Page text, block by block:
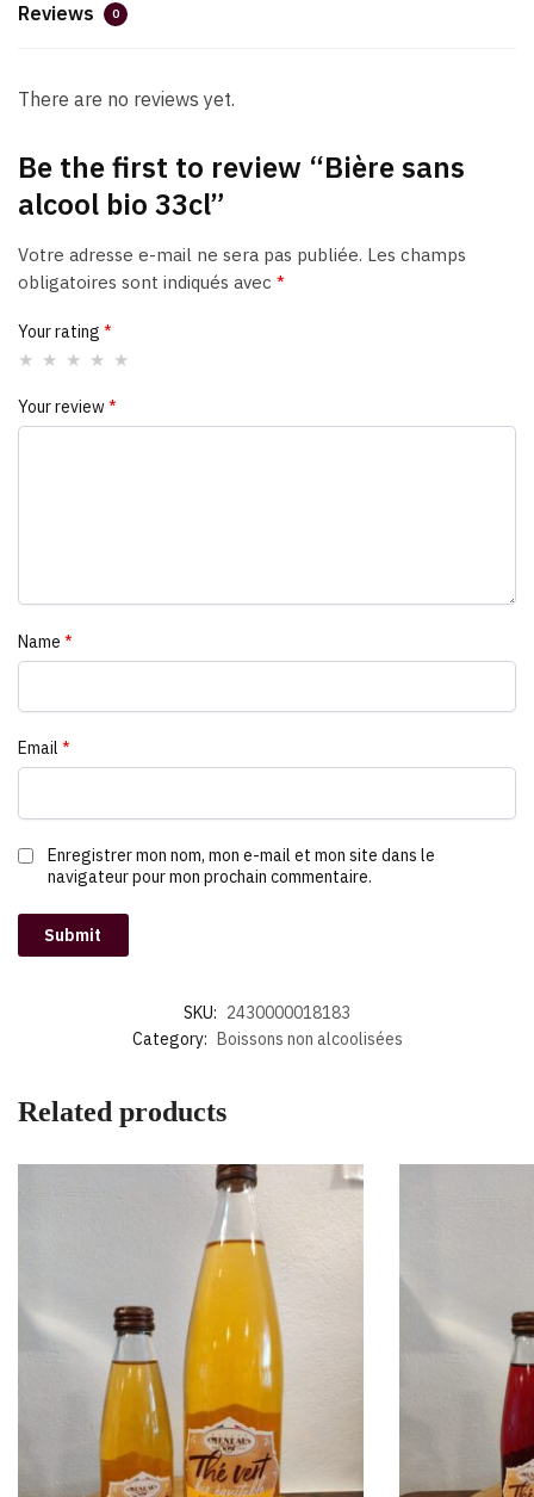
Reviews 0
There are no reviews yet.
Be the first to review “Bière sans
alcool bio 33cl”
Votre adresse e-mail ne sera pas publiée. Les champs
obligatoires sont indiqués avec *
Your rating *
Your review*
Name *
Email *
Enregistrer mon nom, mon e-mail et mon site dans le
navigateur pour mon prochain commentaire.
SKU: 2430000018183
Category: Boissons non alcoolisées
Related products